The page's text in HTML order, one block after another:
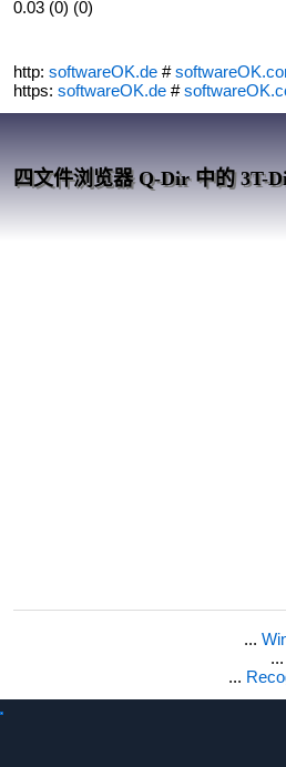
0.03 (0) (0)
http: softwareOK.de #
https: softwareOK.de #
四文件浏览器 Q-Dir 中的 3T-
...
...
...